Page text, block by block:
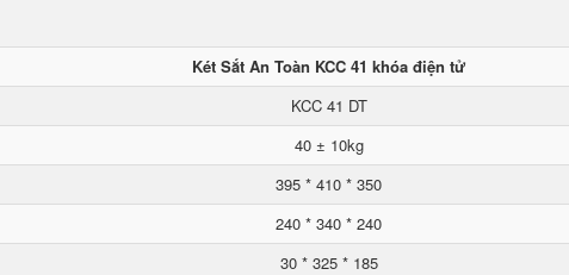
Két Sắt An Toàn KCC 41 khóa điện tử
KCC 41 DT
40 ± 10kg
395 * 410 * 350
240 * 340 * 240
30 * 325 * 185